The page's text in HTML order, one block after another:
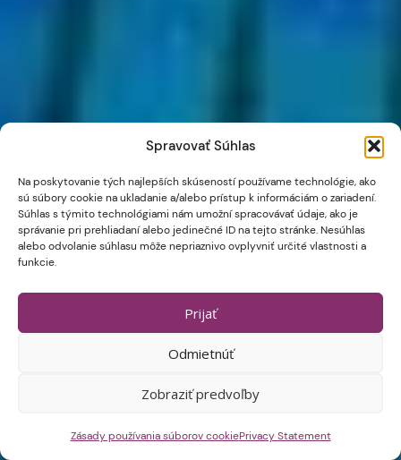
Spravovať Súhlas
Na poskytovanie tých najlepších skúseností používame technológie, ako
sú súbory cookie na ukladanie a/alebo prístup k informáciám o zariadení.
Súhlas s týmito technológiami nám umožní spracovávať údaje, ako je
správanie pri prehliadaní alebo jedinečné ID na tejto stránke. Nesúhlas
alebo odvolanie súhlasu môže nepriaznivo ovplyvniť určité vlastnosti a
funkcie.
Prijať
Odmietnúť
Zobraziť predvoľby
Zásady používania súborov cookiePrivacy Statement